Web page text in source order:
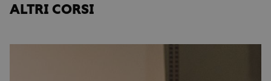
ALTRI CORSI